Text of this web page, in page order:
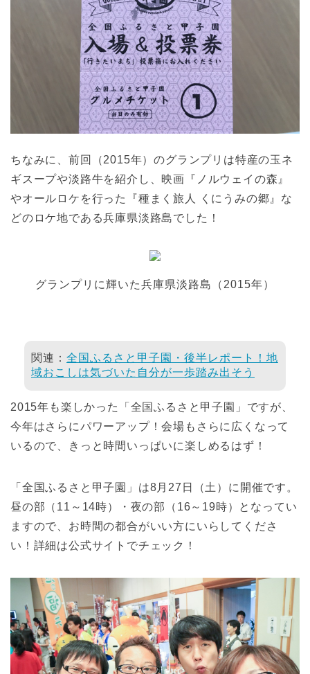
ちなみに、前回（2015年）のグランプリは特産の玉ネ
ギスープや淡路牛を紹介し、映画『ノルウェイの森』
やオールロケを行った『種まく旅人 くにうみの郷』な
どのロケ地である兵庫県淡路島でした！
グランプリに輝いた兵庫県淡路島（2015年）
関連： 全国ふるさと甲子園・後半レポート！地
域おこしは気づいた自分が一歩踏み出そう
2015年も楽しかった「全国ふるさと甲子園」ですが、
今年はさらにパワーアップ！会場もさらに広くなって
いるので、きっと時間いっぱいに楽しめるはず！
「全国ふるさと甲子園」は8月27日（土）に開催です。
昼の部（11～14時）・夜の部（16～19時）となってい
ますので、お時間の都合がいい方にいらしてくださ
い！詳細は公式サイトでチェック！